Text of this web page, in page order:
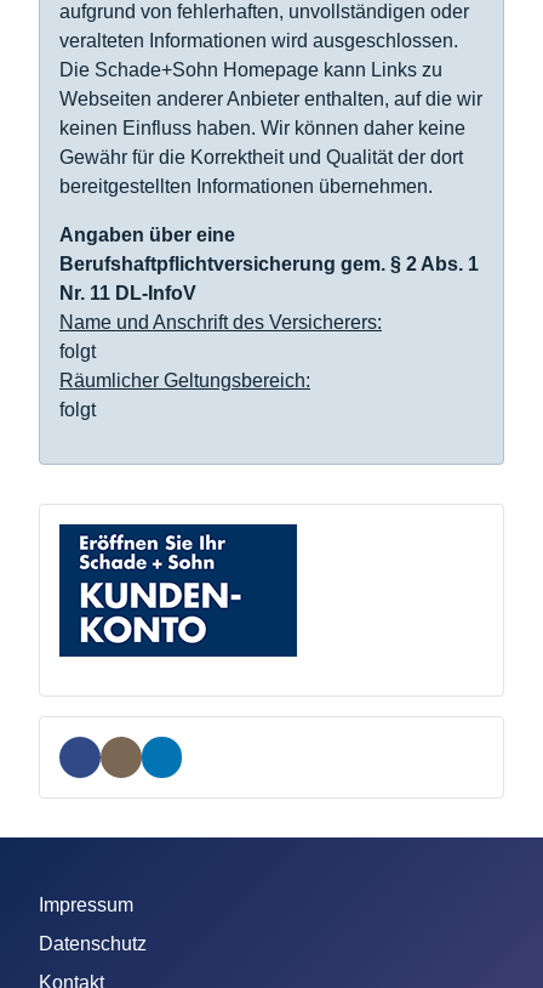
aufgrund von fehlerhaften, unvollständigen oder
veralteten Informationen wird ausgeschlossen.
Die Schade+Sohn Homepage kann Links zu
Webseiten anderer Anbieter enthalten, auf die wir
keinen Einfluss haben. Wir können daher keine
Gewähr für die Korrektheit und Qualität der dort
bereitgestellten Informationen übernehmen.
Angaben über eine
Berufshaftpflichtversicherung gem. § 2 Abs. 1
Nr. 11 DL-InfoV
Name und Anschrift des Versicherers:
folgt
Räumlicher Geltungsbereich:
folgt
Impressum
Datenschutz
Kontakt